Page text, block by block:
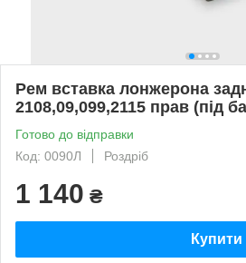
Рем вставка лонжерона
2108,09,099,2115 прав (під
Готово до відправки
Код: 0090Л
Роздріб
1 140 ₴
Купити